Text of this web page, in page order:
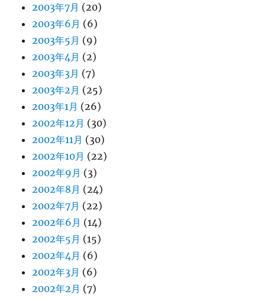
2003年7月 (20)
2003年6月 (6)
2003年5月 (9)
2003年4月 (2)
2003年3月 (7)
2003年2月 (25)
2003年1月 (26)
2002年12月 (30)
2002年11月 (30)
2002年10月 (22)
2002年9月 (3)
2002年8月 (24)
2002年7月 (22)
2002年6月 (14)
2002年5月 (15)
2002年4月 (6)
2002年3月 (6)
2002年2月 (7)